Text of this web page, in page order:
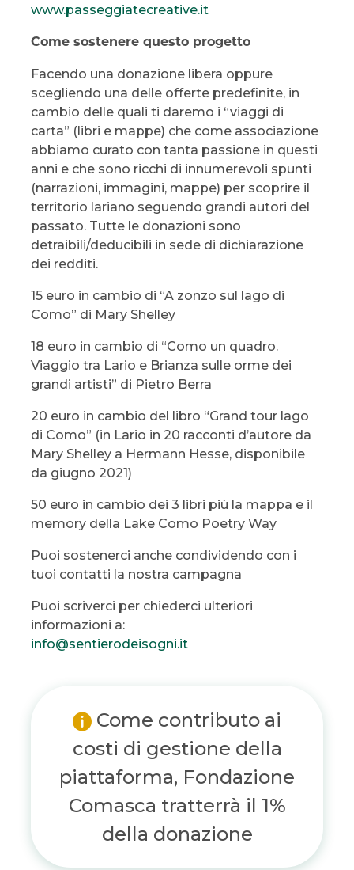
www.passeggiatecreative.it
Come sostenere questo progetto
Facendo una donazione libera oppure
scegliendo una delle offerte predefinite, in
cambio delle quali ti daremo i “viaggi di
carta” (libri e mappe) che come associazione
abbiamo curato con tanta passione in questi
anni e che sono ricchi di innumerevoli spunti
(narrazioni, immagini, mappe) per scoprire il
territorio lariano seguendo grandi autori del
passato. Tutte le donazioni sono
detraibili/deducibili in sede di dichiarazione
dei redditi.
15 euro in cambio di “A zonzo sul lago di
Como” di Mary Shelley
18 euro in cambio di “Como un quadro.
Viaggio tra Lario e Brianza sulle orme dei
grandi artisti” di Pietro Berra
20 euro in cambio del libro “Grand tour lago
di Como” (in Lario in 20 racconti d’autore da
Mary Shelley a Hermann Hesse, disponibile
da giugno 2021)
50 euro in cambio dei 3 libri più la mappa e il
memory della Lake Como Poetry Way
Puoi sostenerci anche condividendo con i
tuoi contatti la nostra campagna
Puoi scriverci per chiederci ulteriori
informazioni a:
info@sentierodeisogni.it
Come contributo ai
costi di gestione della
piattaforma, Fondazione
Comasca tratterrà il 1%
della donazione